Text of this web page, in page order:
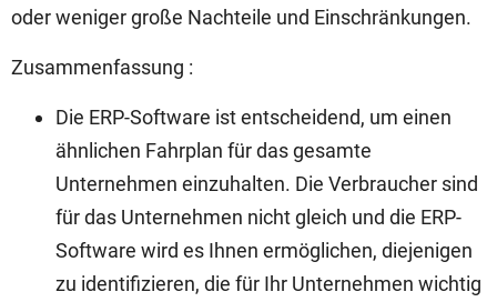
oder weniger große Nachteile und Einschränkungen.
Zusammenfassung :
Die ERP-Software ist entscheidend, um einen
ähnlichen Fahrplan für das gesamte
Unternehmen einzuhalten. Die Verbraucher sind
für das Unternehmen nicht gleich und die ERP-
Software wird es Ihnen ermöglichen, diejenigen
zu identifizieren, die für Ihr Unternehmen wichtig